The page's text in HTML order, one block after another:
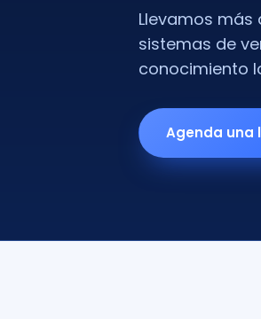
Llevamos
sistemas de
conocimiento
Agenda una